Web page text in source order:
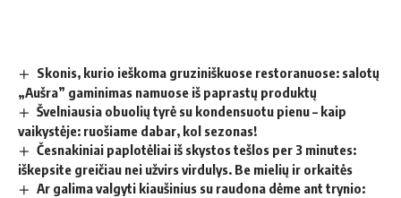
Skonis, kurio ieškoma gruziniškuose restoranuose: salotų
„Aušra” gaminimas namuose iš paprastų produktų
Švelniausia obuolių tyrė su kondensuotu pienu – kaip
vaikystėje: ruošiame dabar, kol sezonas!
Česnakiniai paplotėliai iš skystos tešlos per 3 minutes:
iškepsite greičiau nei užvirs virdulys. Be mielių ir orkaitės
Ar galima valgyti kiaušinius su raudona dėme ant trynio: